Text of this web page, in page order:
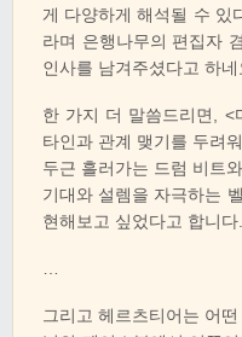
게 다양하게 해석될 수 있
라며 은행나무의 편집자
인사를 남겨주셨다고 하네
한 가지 더 말씀드리면, <
타인과 관계 맺기를 두려
두근 흘러가는 드럼 비트
기대와 설렘을 자극하는
현해보고 싶었다고 합니다.
그리고 헤르츠티어는 어